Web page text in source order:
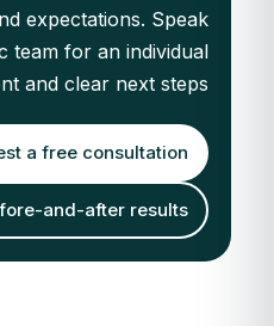
expectations. Speak
team for an individual
and clear next steps.
a free consultation
and-after results